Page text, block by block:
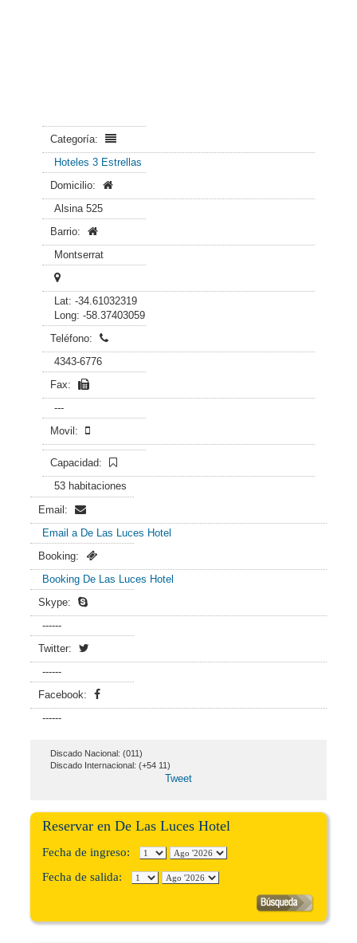
Categoría:
Hoteles 3 Estrellas
Domicilio:
Alsina 525
Barrio:
Montserrat
Lat: -34.61032319
Long: -58.37403059
Teléfono:
4343-6776
Fax:
---
Movil:
Capacidad:
53 habitaciones
Email:
Email a De Las Luces Hotel
Booking:
Booking De Las Luces Hotel
Skype:
------
Twitter:
------
Facebook:
------
Discado Nacional: (011)
Discado Internacional: (+54 11)
Tweet
Reservar en De Las Luces Hotel
Fecha de ingreso:
Fecha de salida: